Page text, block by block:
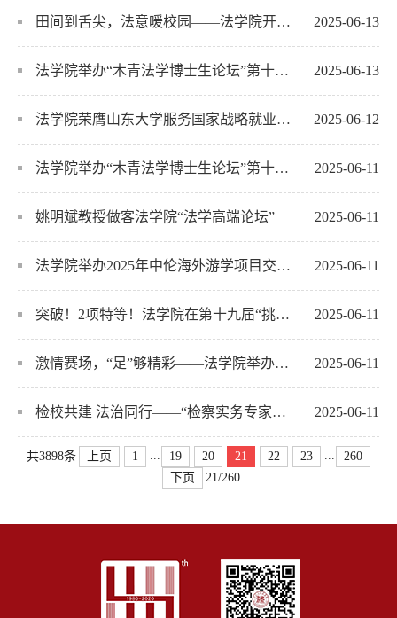
2025-06-13
田间到舌尖，法意暖校园——法学院开展农场收获及爱心甜汤送清凉活动
2025-06-13
法学院举办“木青法学博士生论坛”第十五期：社会变革中的公证调解
2025-06-12
法学院荣膺山东大学服务国家战略就业先进集体称号
2025-06-11
法学院举办“木青法学博士生论坛”第十四期：农村人居环境的软法治理
2025-06-11
姚明斌教授做客法学院“法学高端论坛”
2025-06-11
法学院举办2025年中伦海外游学项目交流分享会
2025-06-11
突破！2项特等！法学院在第十九届“挑战杯”省赛中摘得两项特等奖
2025-06-11
激情赛场，“足”够精彩——法学院举办师生足球友谊赛
2025-06-11
检校共建 法治同行——“检察实务专家进校园”“双师课堂”启动
共3898条 上页 1 19 20 21 22 23
260
下页
21/260